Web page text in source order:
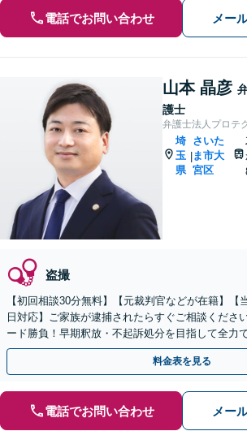
電話でお問い合わせ メー
山本 晶彦
護士
弁護士法人プロテ
埼
玉
県
|
さいた
ま市大
宮区
盗撮
【初回相談30分無料】【元裁判官などが在籍】【
日対応】ご家族が逮捕されたらすぐご相談くださ
ード勝負！早期釈放・不起訴処分を目指して全力
【スピード対応】
料金表を見る
電話でお問い合わせ メー